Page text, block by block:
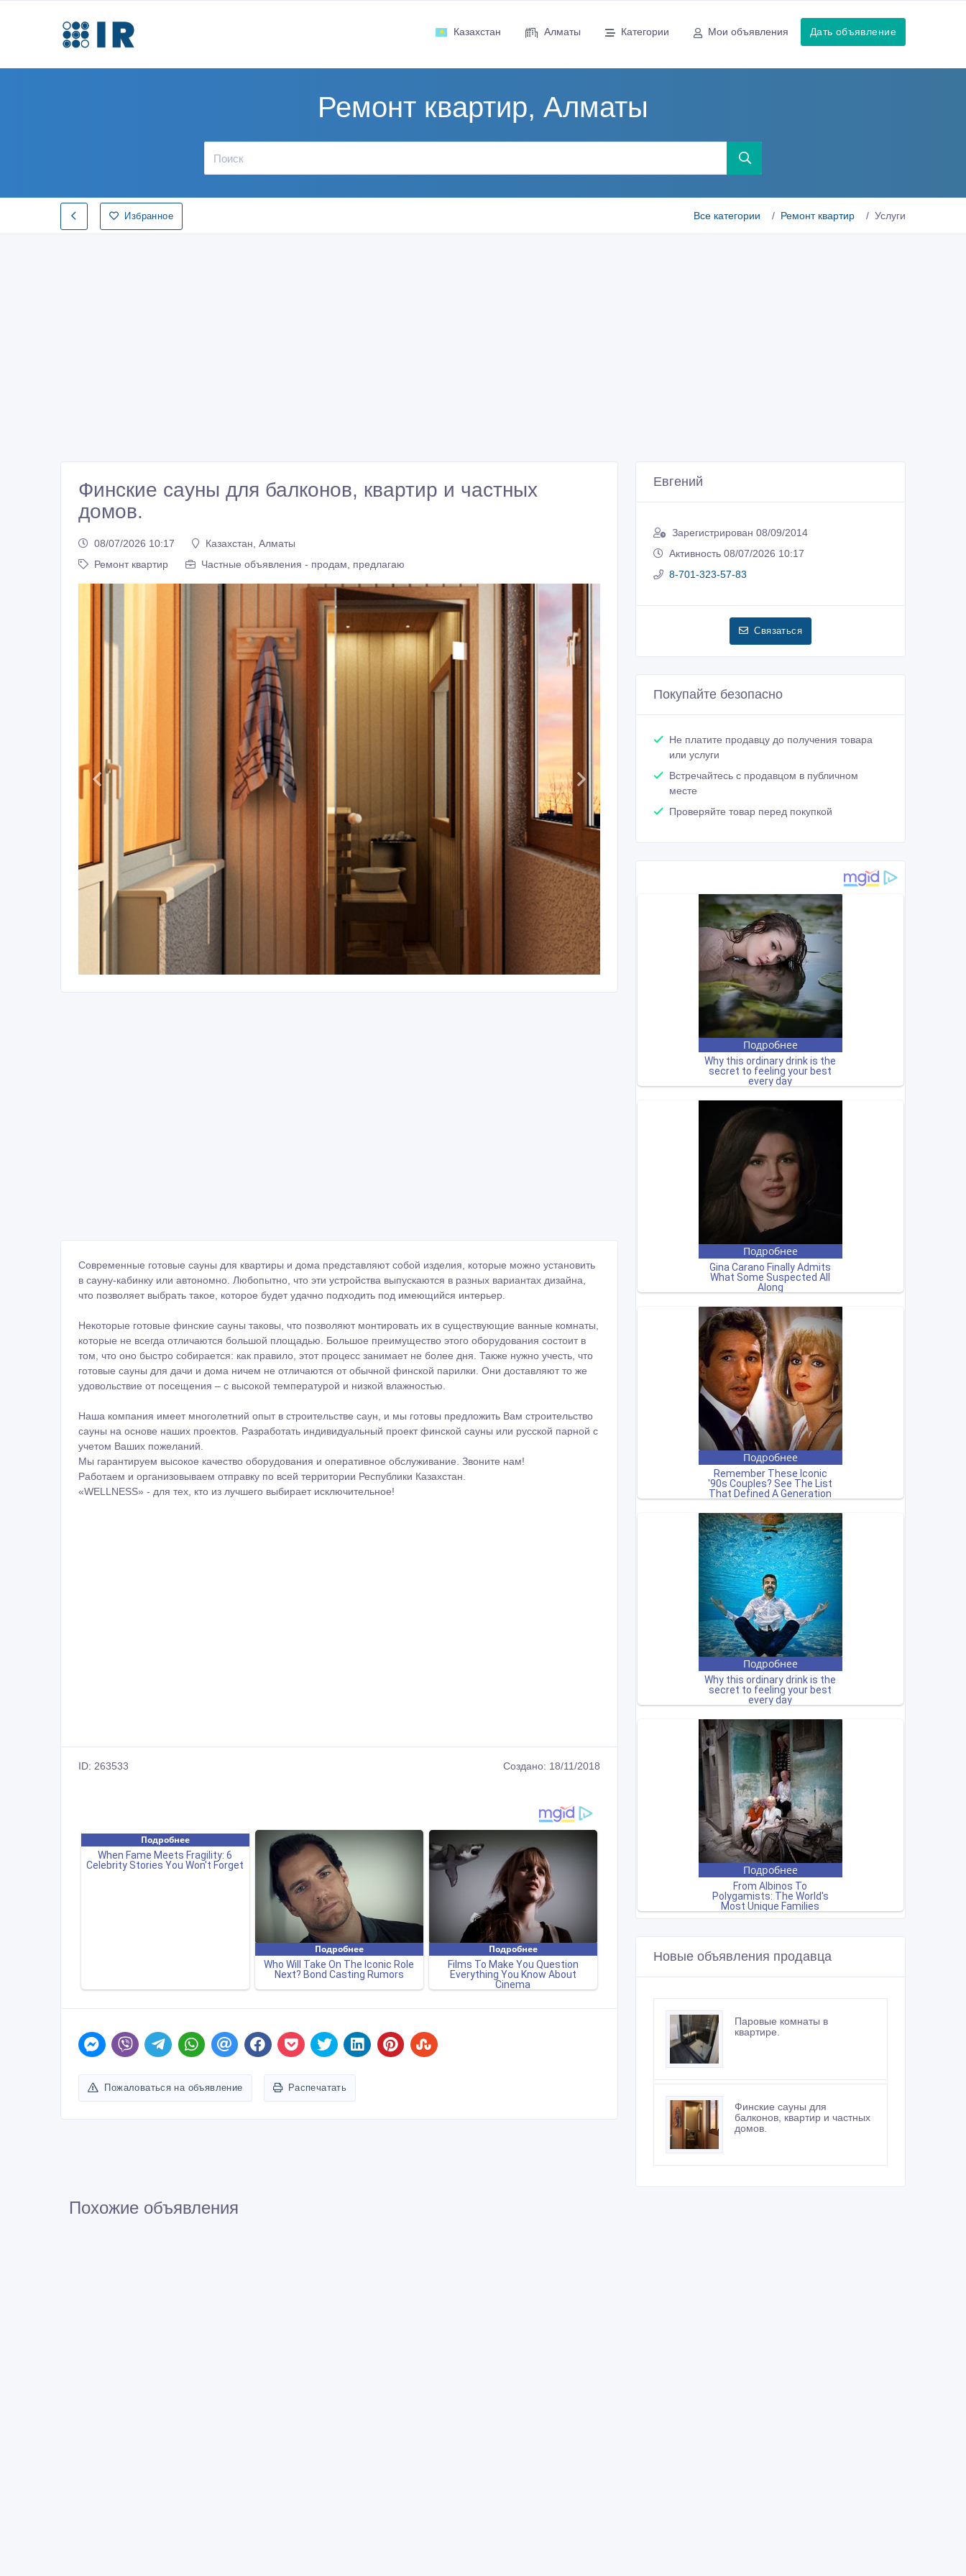
Казахстан Алматы Категории Мои объявления Дать объявление
Ремонт квартир, Алматы
Избранное Все категории Ремонт квартир Услуги
Финские сауны для балконов, квартир и частных
домов.
08/07/2026 10:17
Казахстан, Алматы
Ремонт квартир
Частные объявления - продам, предлагаю
Современные готовые сауны для квартиры и дома представляют собой изделия, которые можно установить
в сауну-кабинку или автономно. Любопытно, что эти устройства выпускаются в разных вариантах дизайна,
что позволяет выбрать такое, которое будет удачно подходить под имеющийся интерьер.
Некоторые готовые финские сауны таковы, что позволяют монтировать их в существующие ванные комнаты,
которые не всегда отличаются большой площадью. Большое преимущество этого оборудования состоит в
том, что оно быстро собирается: как правило, этот процесс занимает не более дня. Также нужно учесть, что
готовые сауны для дачи и дома ничем не отличаются от обычной финской парилки. Они доставляют то же
удовольствие от посещения – с высокой температурой и низкой влажностью.
Наша компания имеет многолетний опыт в строительстве саун, и мы готовы предложить Вам строительство
сауны на основе наших проектов. Разработать индивидуальный проект финской сауны или русской парной с
учетом Ваших пожеланий.
Мы гарантируем высокое качество оборудования и оперативное обслуживание. Звоните нам!
Работаем и организовываем отправку по всей территории Республики Казахстан.
«WELLNESS» - для тех, кто из лучшего выбирает исключительное!
ID: 263533 Создано: 18/11/2018
Пожаловаться на объявление Распечатать
Евгений
Зарегистрирован 08/09/2014
Активность 08/07/2026 10:17
8-701-323-57-83
Связаться
Покупайте безопасно
Не платите продавцу до получения товара
или услуги
Встречайтесь с продавцом в публичном
месте
Проверяйте товар перед покупкой
Новые объявления продавца
Паровые комнаты в
квартире.
Финские сауны для
балконов, квартир и частных
домов.
Похожие объявления